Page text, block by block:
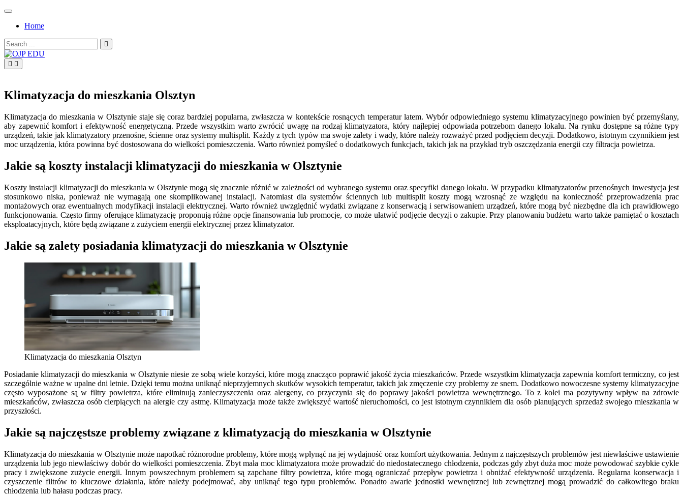
Skip
contentHome
Search
for:
Klimatyzacja do mieszkania Olsztyn
Klimatyzacja do mieszkania w Olsztynie staje się coraz bardziej popularna, zwłaszcza w kontekście rosnących temperatur latem. Wybór odpowiedniego systemu klimatyzacyjnego powinien być przemyślany,
aby zapewnić komfort i efektywność energetyczną. Przede wszystkim warto zwrócić uwagę na rodzaj klimatyzatora, który najlepiej odpowiada potrzebom danego lokalu. Na rynku dostępne są różne typy
urządzeń, takie jak klimatyzatory przenośne, ścienne oraz systemy multisplit. Każdy z tych typów ma swoje zalety i wady, które należy rozważyć przed podjęciem decyzji. Dodatkowo, istotnym czynnikiem jest
moc urządzenia, która powinna być dostosowana do wielkości pomieszczenia. Warto również pomyśleć o dodatkowych funkcjach, takich jak na przykład tryb oszczędzania energii czy filtracja powietrza.
Jakie są koszty instalacji klimatyzacji do mieszkania w Olsztynie
Koszty instalacji klimatyzacji do mieszkania w Olsztynie mogą się znacznie różnić w zależności od wybranego systemu oraz specyfiki danego lokalu. W przypadku klimatyzatorów przenośnych inwestycja jest
stosunkowo niska, ponieważ nie wymagają one skomplikowanej instalacji. Natomiast dla systemów ściennych lub multisplit koszty mogą wzrosnąć ze względu na konieczność przeprowadzenia prac
montażowych oraz ewentualnych modyfikacji instalacji elektrycznej. Warto również uwzględnić wydatki związane z konserwacją i serwisowaniem urządzeń, które mogą być niezbędne dla ich prawidłowego
funkcjonowania. Często firmy oferujące klimatyzację proponują różne opcje finansowania lub promocje, co może ułatwić podjęcie decyzji o zakupie. Przy planowaniu budżetu warto także pamiętać o kosztach
eksploatacyjnych, które będą związane z zużyciem energii elektrycznej przez klimatyzator.
Jakie są zalety posiadania klimatyzacji do mieszkania w Olsztynie
Klimatyzacja do mieszkania Olsztyn
Posiadanie klimatyzacji do mieszkania w Olsztynie niesie ze sobą wiele korzyści, które mogą znacząco poprawić jakość życia mieszkańców. Przede wszystkim klimatyzacja zapewnia komfort termiczny, co jest
szczególnie ważne w upalne dni letnie. Dzięki temu można uniknąć nieprzyjemnych skutków wysokich temperatur, takich jak zmęczenie czy problemy ze snem. Dodatkowo nowoczesne systemy klimatyzacyjne
często wyposażone są w filtry powietrza, które eliminują zanieczyszczenia oraz alergeny, co przyczynia się do poprawy jakości powietrza wewnętrznego. To z kolei ma pozytywny wpływ na zdrowie
mieszkańców, zwłaszcza osób cierpiących na alergie czy astmę. Klimatyzacja może także zwiększyć wartość nieruchomości, co jest istotnym czynnikiem dla osób planujących sprzedaż swojego mieszkania w
przyszłości.
Jakie są najczęstsze problemy związane z klimatyzacją do mieszkania w Olsztynie
Klimatyzacja do mieszkania w Olsztynie może napotkać różnorodne problemy, które mogą wpłynąć na jej wydajność oraz komfort użytkowania. Jednym z najczęstszych problemów jest niewłaściwe ustawienie
urządzenia lub jego niewłaściwy dobór do wielkości pomieszczenia. Zbyt mała moc klimatyzatora może prowadzić do niedostatecznego chłodzenia, podczas gdy zbyt duża moc może powodować szybkie cykle
pracy i zwiększone zużycie energii. Innym powszechnym problemem są zapchane filtry powietrza, które mogą ograniczać przepływ powietrza i obniżać efektywność urządzenia. Regularna konserwacja i
czyszczenie filtrów to kluczowe działania, które należy podejmować, aby uniknąć tego typu problemów. Ponadto awarie jednostki wewnętrznej lub zewnętrznej mogą prowadzić do całkowitego braku
chłodzenia lub hałasu podczas pracy.